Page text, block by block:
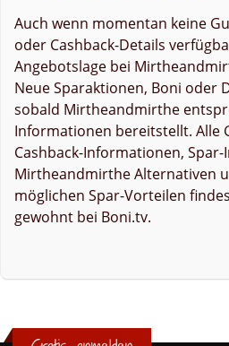
Auch wenn momentan keine
oder Cashback-Details
Angebotslage bei
Neue Sparaktionen, Boni oder
sobald Mirtheandmirthe
Informationen bereitstellt. Alle
Cashback-Informationen, Spar-
Mirtheandmirthe Alternativen
möglichen Spar-Vorteilen
gewohnt bei Boni.tv.